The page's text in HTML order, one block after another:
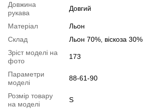
Довжина
рукава
Довгий
Матеріал
Льон
Склад
Льон 70%, віскоза 30%
Зріст моделі на
фото
173
Параметри
моделі
88-61-90
Розмір товару
на моделі
S